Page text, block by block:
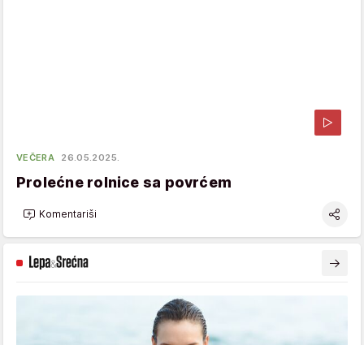
VEČERA 26.05.2025.
Prolećne rolnice sa povrćem
Komentariši